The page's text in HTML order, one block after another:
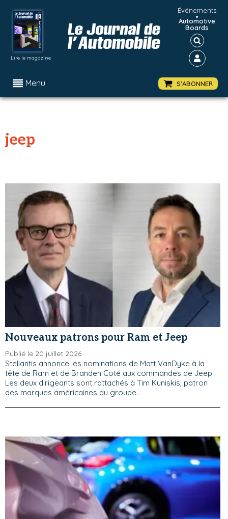
Lire le magazine
Événements
•
Automotive
Boards
Menu S'ABONNER
jeep
Nouveaux patrons pour Ram et Jeep
Publié le 20 juillet 2026
Stellantis annonce les nominations de Matt VanDyke à la
tête de Ram et de Branden Coté aux commandes de Jeep.
Les deux dirigeants sont rattachés à Tim Kuniskis, patron
des marques américaines du groupe.